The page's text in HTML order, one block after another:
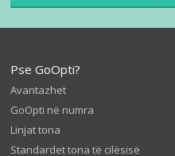
Pse GoOpti?
Avantazhet
GoOpti në numra
Linjat tona
Standardet tona të cilësisë